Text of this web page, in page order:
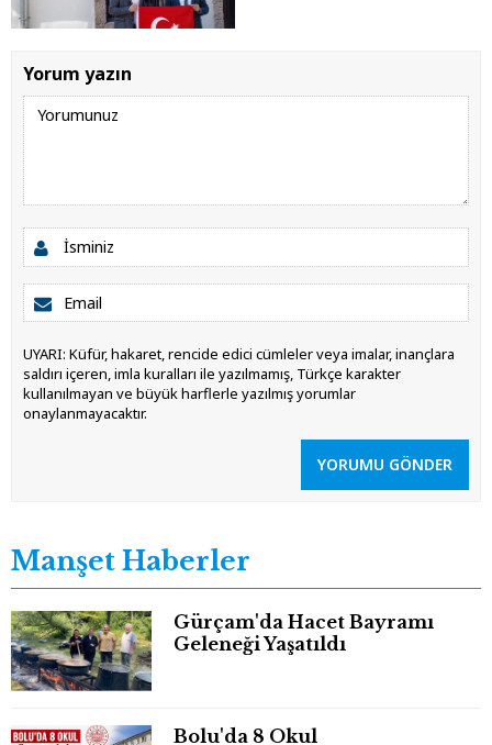
Yorum yazın
UYARI: Küfür, hakaret, rencide edici cümleler veya imalar, inançlara
saldırı içeren, imla kuralları ile yazılmamış, Türkçe karakter
kullanılmayan ve büyük harflerle yazılmış yorumlar
onaylanmayacaktır.
YORUMU GÖNDER
Manşet Haberler
Gürçam'da Hacet Bayramı
Geleneği Yaşatıldı
Bolu'da 8 Okul